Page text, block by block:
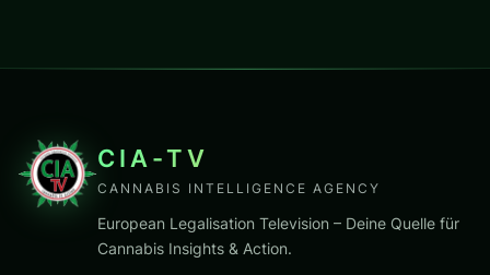
CIA-TV
CANNABIS INTELLIGENCE AGENCY
European Legalisation Television – Deine Quelle für
Cannabis Insights & Action.